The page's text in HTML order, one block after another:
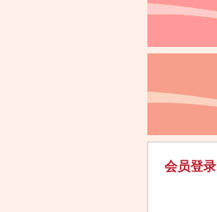
会员登录